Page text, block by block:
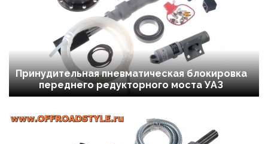
Принудительная пневматическая блокировка
переднего редукторного моста УАЗ